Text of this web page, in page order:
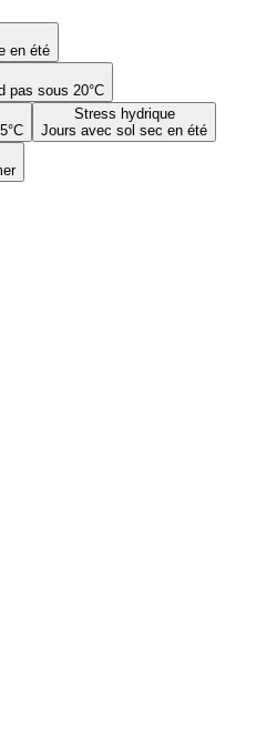
en été
pas sous 20°C
Stress hydrique
Jours avec sol sec en été